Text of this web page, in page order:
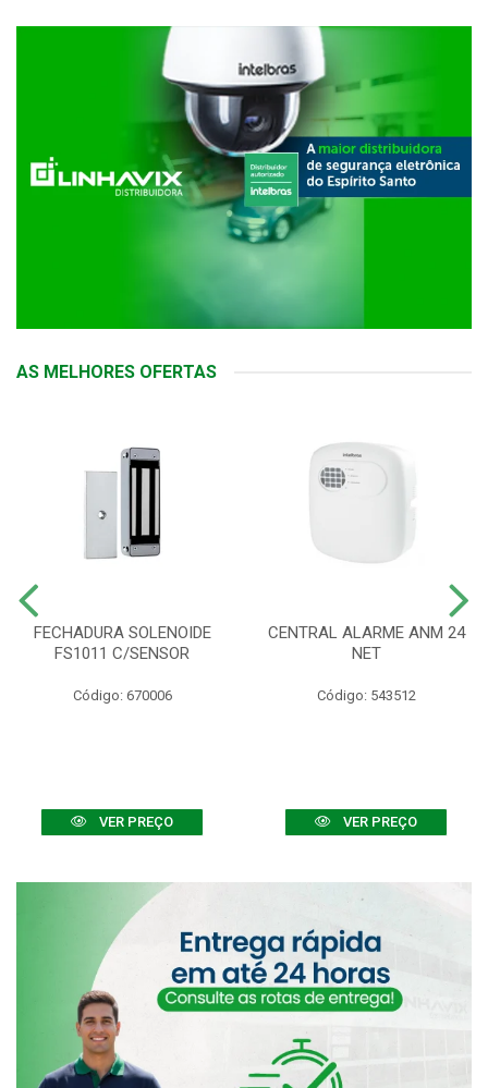
AS MELHORES OFERTAS
FECHADURA SOLENOIDE
FS1011 C/SENSOR
Código: 670006
VER PREÇO
CENTRAL ALARME ANM 24
NET
Código: 543512
VER PREÇO